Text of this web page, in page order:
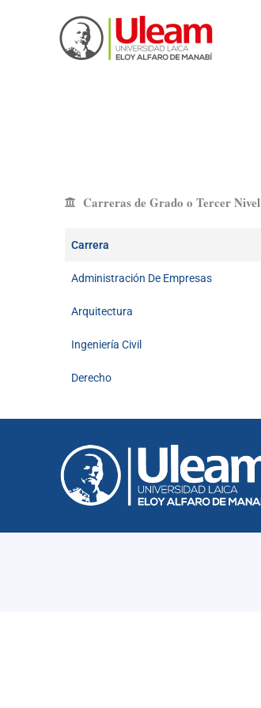
Carreras de Grado o Tercer Nivel
Carrera
Administración De Empresas
Arquitectura
Ingeniería Civil
Derecho